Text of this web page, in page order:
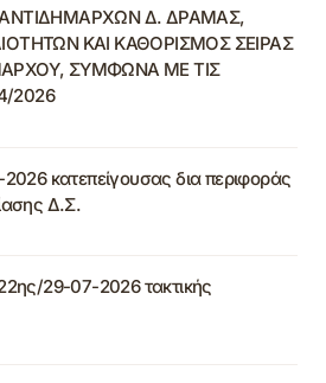
Δ. ΔΡΑΜΑΣ,
ΚΑΙ ΚΑΘΟΡΙΣΜΟΣ ΣΕΙΡΑΣ
ΣΥΜΦΩΝΑ ΜΕ ΤΙΣ
2026
κατεπείγουσας δια περιφοράς
Δ.Σ.
29-07-2026 τακτικής